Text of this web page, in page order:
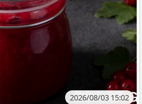
2026/08/03 15:02